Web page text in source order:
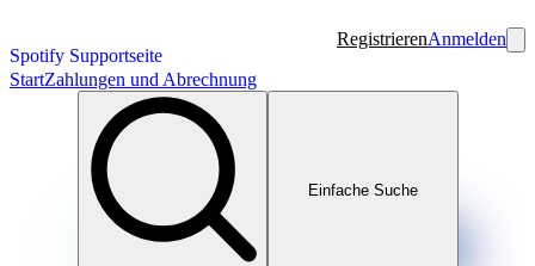
Spotify Supportseite
RegistrierenAnmelden
StartZahlungen und Abrechnung
Einfache Suche